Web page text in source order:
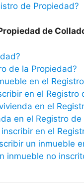
de Propiedad?
de
de la Propiedad?
en el
en el Registro
en el
en el Registro
en el
un inmueble
inmueble no